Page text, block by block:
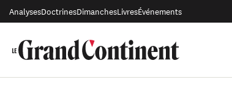
AnalysesDoctrinesDimanchesLivresÉvénements